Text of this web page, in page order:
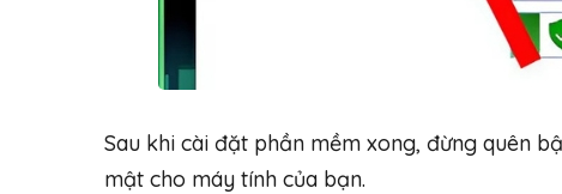
Sau khi cài đặt phần mềm xong, đừng quên
mật cho máy tính của bạn.